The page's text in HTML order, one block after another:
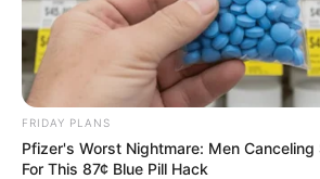
FRIDAY PLANS
Pfizer's Worst Nightmare: Men
For This 87¢ Blue Pill Hack